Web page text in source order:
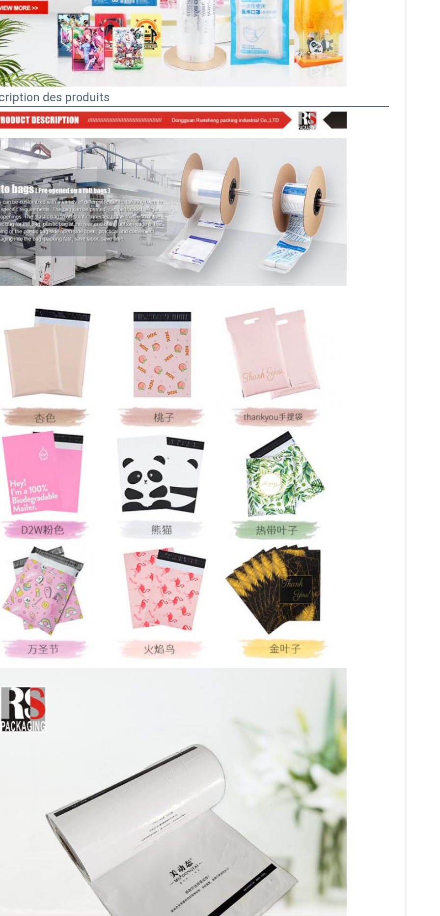
des produits